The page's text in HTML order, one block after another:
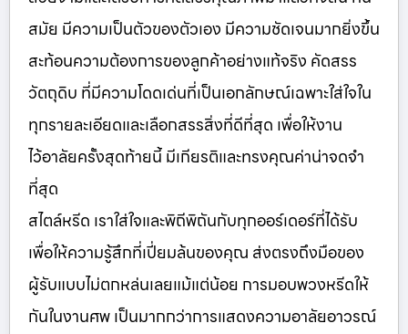
สมัย มีความเป็นตัวของตัวเอง มีความชัดเจนมากยิ่งขึ้น
สะท้อนความต้องการของลูกค้าอย่างแท้จริง คัดสรร
วัตถุดิบ ที่มีความโดดเด่นที่เป็นเอกลักษณ์เฉพาะใส่ใจใน
ทุกรายละเอียดและเลือกสรรสิ่งที่ดีที่สุด เพื่อให้งาน
ไว้อาลัยครั้งสุดท้ายนี้ มีเกียรติและทรงคุณค่าน่าจดจำ
ที่สุด
สไตล์หรีด เราใส่ใจและพิถีพิถันกับทุกออร์เดอร์ที่ได้รับ
เพื่อให้ความรู้สึกที่เปี่ยมล้นของคุณ ส่งตรงถึงมือของ
ผู้รับแบบไม่ตกหล่นเลยแม้แต่น้อย การมอบพวงหรีดให้
กันในงานศพ เป็นมากกว่าการแสดงความอาลัยอาวรณ์